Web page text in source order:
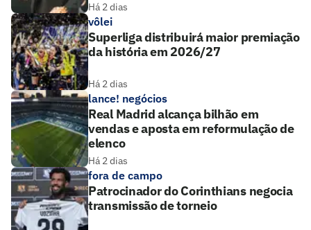
Há 2 dias
vôlei
Superliga distribuirá maior premiação
da história em 2026/27
Há 2 dias
lance! negócios
Real Madrid alcança bilhão em
vendas e aposta em reformulação de
elenco
Há 2 dias
fora de campo
Patrocinador do Corinthians negocia
transmissão de torneio